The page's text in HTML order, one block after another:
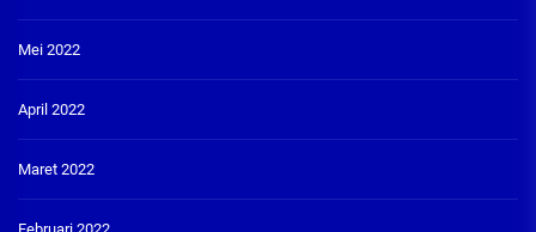
Mei 2022
April 2022
Maret 2022